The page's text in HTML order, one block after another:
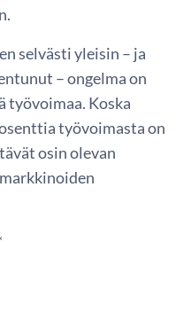
selvästi yleisin – ja
– ongelma on
työvoimaa. Koska
työvoimasta on
osin olevan